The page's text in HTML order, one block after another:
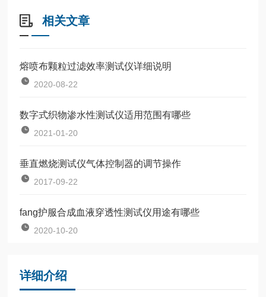
相关文章
熔喷布颗粒过滤效率测试仪详细说明
2020-08-22
数字式织物渗水性测试仪适用范围有哪些
2021-01-20
垂直燃烧测试仪气体控制器的调节操作
2017-09-22
fang护服合成血液穿透性测试仪用途有哪些
2020-10-20
详细介绍